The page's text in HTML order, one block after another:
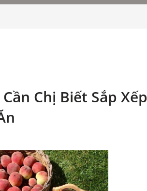
Chị Biết Sắp